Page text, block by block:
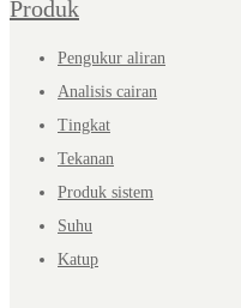
Produk
Pengukur aliran
Analisis cairan
Tingkat
Tekanan
Produk sistem
Suhu
Katup